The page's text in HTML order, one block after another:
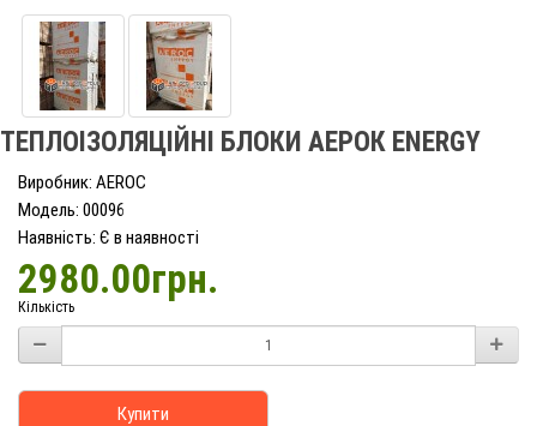
ТЕПЛОІЗОЛЯЦІЙНІ БЛОКИ АЕРОК ENERGY
Виробник: AEROC
Модель: 00096
Наявність: Є в наявності
2980.00грн.
Кількість
Купити